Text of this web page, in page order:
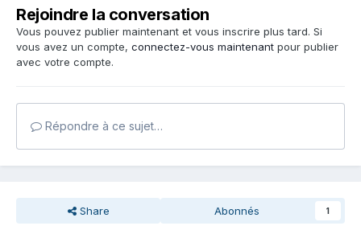
Rejoindre la conversation
Vous pouvez publier maintenant et vous inscrire plus tard. Si
vous avez un compte, connectez-vous maintenant pour publier
avec votre compte.
Répondre à ce sujet…
Share Abonnés 1